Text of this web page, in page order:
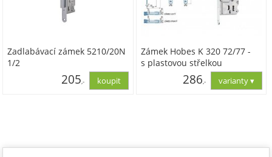
Zadlabávací zámek 5210/20N
1/2
205,-
Zámek Hobes K 320 72/77 -
s plastovou střelkou
286,-